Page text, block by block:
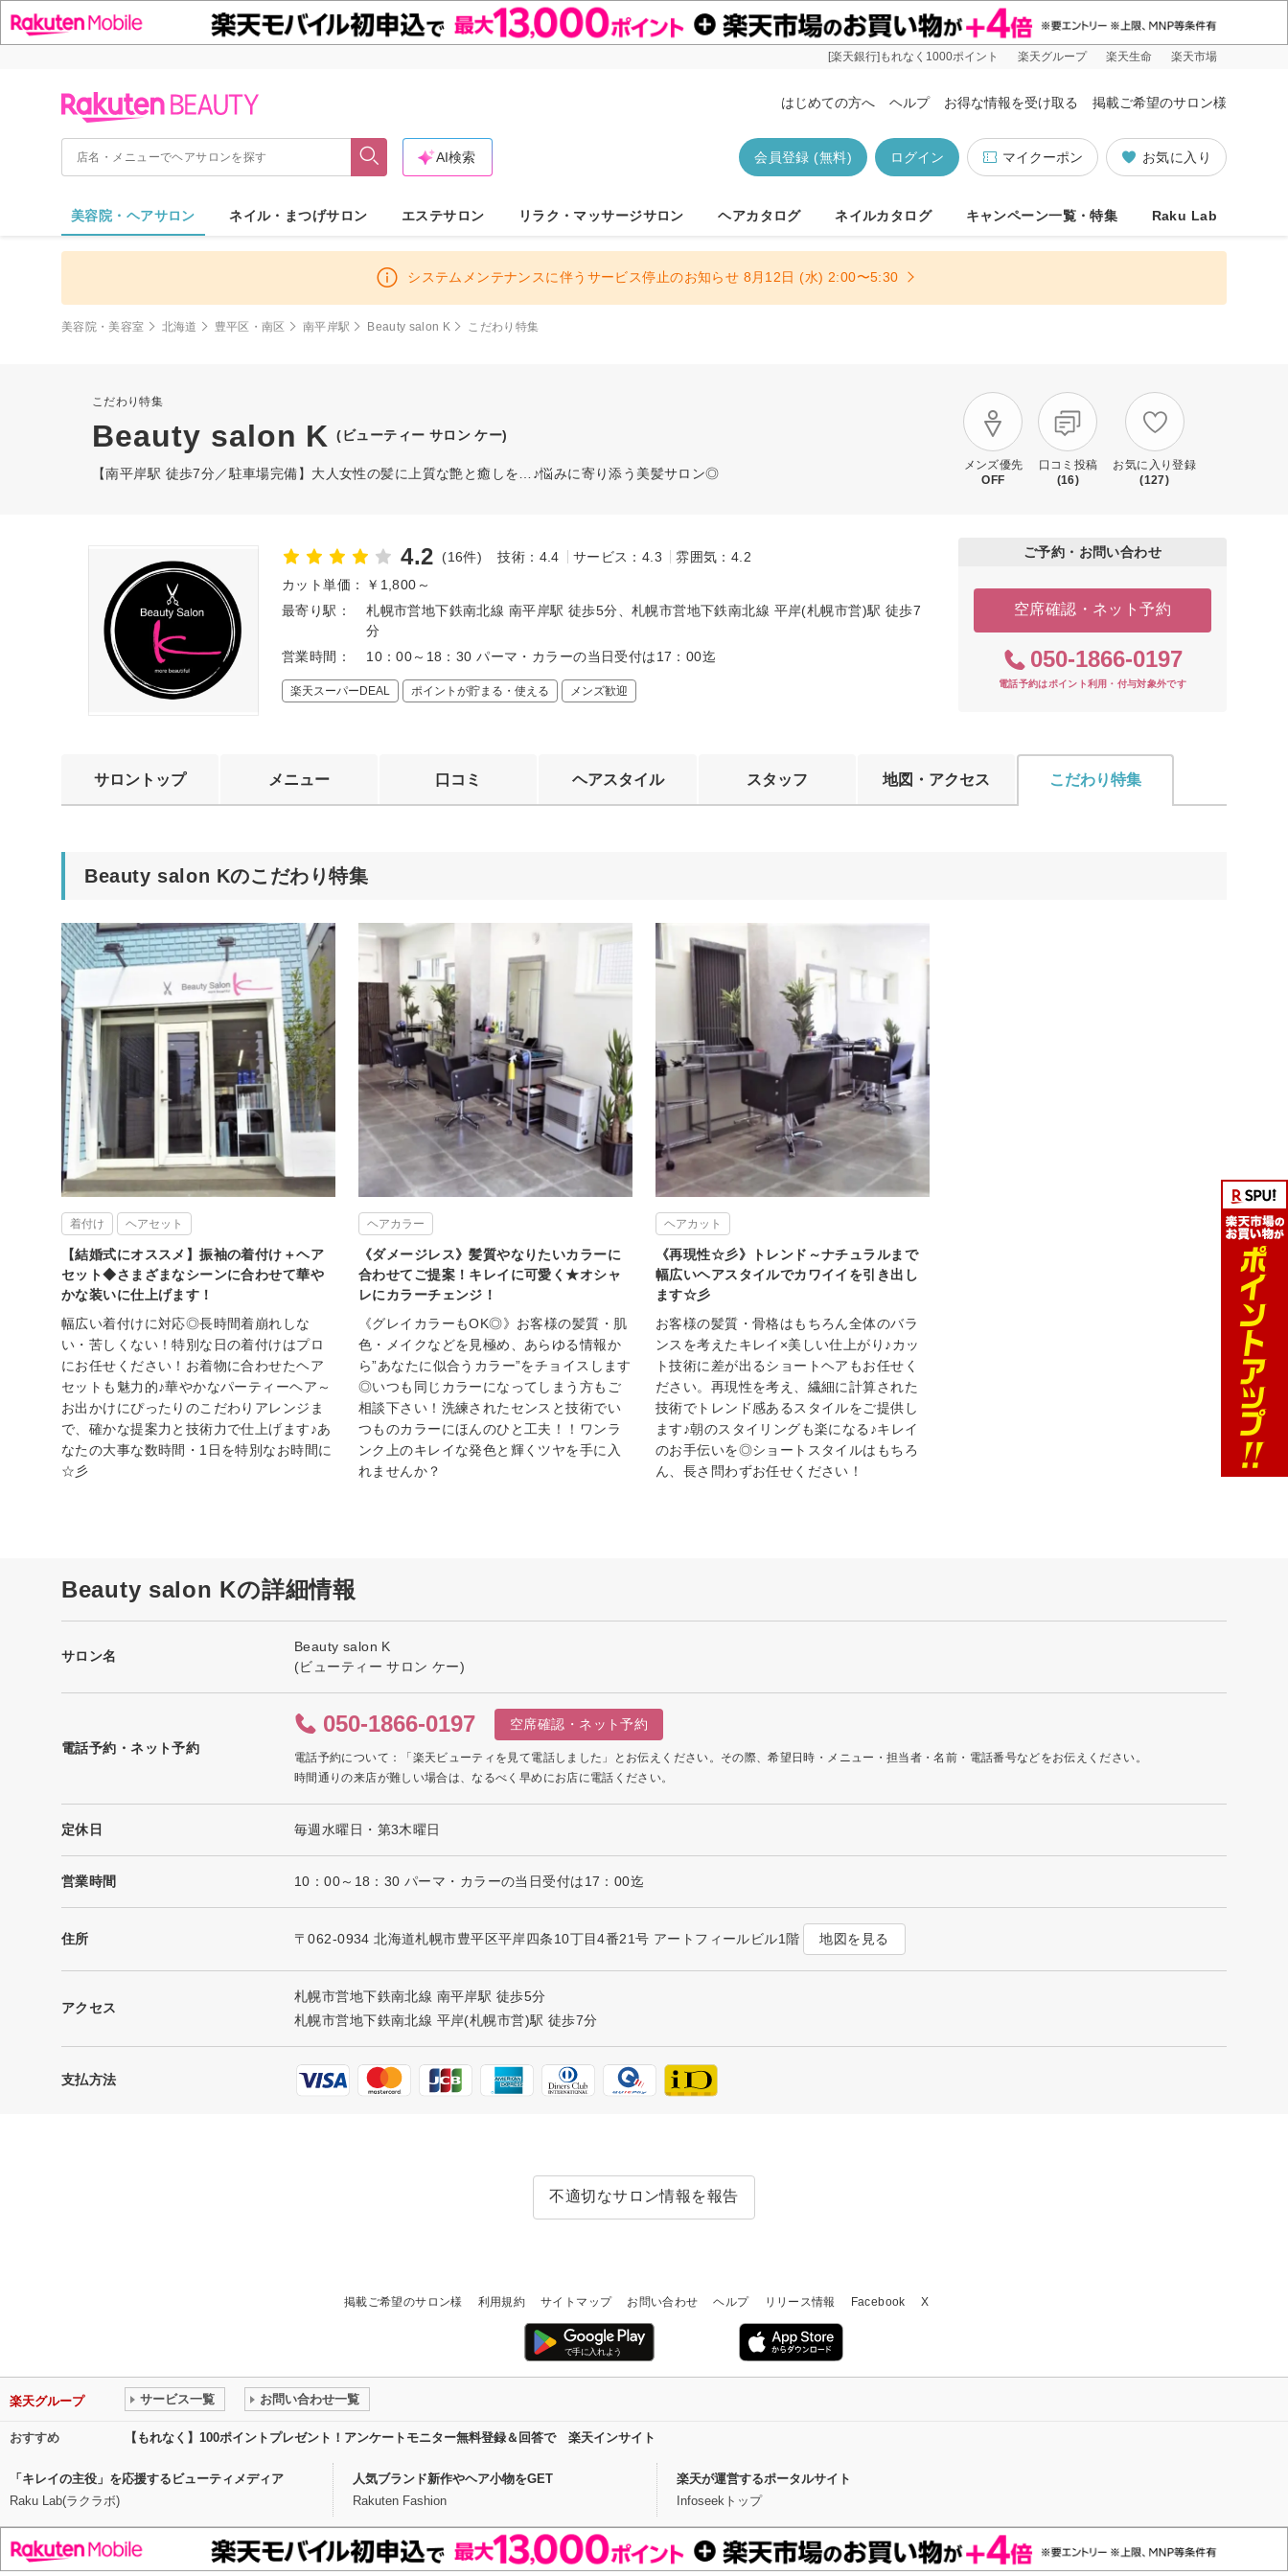
[楽天銀行]もれなく1000ポイント 楽天グループ 楽天生命 楽天市場
はじめての方へ ヘルプ お得な情報を受け取る 掲載ご希望のサロン様
お気に入り
マイクーポン
ログイン
会員登録 (無料)
AI検索
美容院・ヘアサロン ネイル・まつげサロン エステサロン リラク・マッサージサロン ヘアカタログ ネイルカタログ キャンペーン一覧・特集 Raku Lab
システムメンテナンスに伴うサービス停止のお知らせ 8月12日 (水) 2:00〜5:30
美容院・美容室 北海道 豊平区・南区 南平岸駅 Beauty salon K こだわり特集
こだわり特集
Beauty salon K (ビューティー サロン ケー)
【南平岸駅 徒歩7分／駐車場完備】大人女性の髪に上質な艶と癒しを…♪悩みに寄り添う美髪サロン◎
メンズ優先
OFF
口コミ投稿
(16)
お気に入り登録
(127)
4.2 (16件) 技術：4.4 サービス：4.3
雰囲気：4.2
カット単価：
￥1,800～
最寄り駅：
札幌市営地下鉄南北線 南平岸駅 徒歩5分、札幌市営地下鉄南北線 平岸(札幌市営)駅 徒歩7
分
営業時間：
10：00～18：30 パーマ・カラーの当日受付は17：00迄
楽天スーパーDEAL ポイントが貯まる・使える メンズ歓迎
ご予約・お問い合わせ
空席確認・ネット予約
050-1866-0197
電話予約はポイント利用・付与対象外です
サロントップ メニュー 口コミ ヘアスタイル スタッフ 地図・アクセス こだわり特集
Beauty salon Kのこだわり特集
着付け ヘアセット
【結婚式にオススメ】振袖の着付け＋ヘア
セット◆さまざまなシーンに合わせて華や
かな装いに仕上げます！
幅広い着付けに対応◎長時間着崩れしな
い・苦しくない！特別な日の着付けはプロ
にお任せください！お着物に合わせたヘア
セットも魅力的♪華やかなパーティーヘア～
お出かけにぴったりのこだわりアレンジま
で、確かな提案力と技術力で仕上げます♪あ
なたの大事な数時間・1日を特別なお時間に
☆彡
ヘアカラー
《ダメージレス》髪質やなりたいカラーに
合わせてご提案！キレイに可愛く★オシャ
レにカラーチェンジ！
《グレイカラーもOK◎》お客様の髪質・肌
色・メイクなどを見極め、あらゆる情報か
ら”あなたに似合うカラー”をチョイスします
◎いつも同じカラーになってしまう方もご
相談下さい！洗練されたセンスと技術でい
つものカラーにほんのひと工夫！！ワンラ
ンク上のキレイな発色と輝くツヤを手に入
れませんか？
ヘアカット
《再現性☆彡》トレンド～ナチュラルまで
幅広いヘアスタイルでカワイイを引き出し
ます☆彡
お客様の髪質・骨格はもちろん全体のバラ
ンスを考えたキレイ×美しい仕上がり♪カッ
ト技術に差が出るショートヘアもお任せく
ださい。再現性を考え、繊細に計算された
技術でトレンド感あるスタイルをご提供し
ます♪朝のスタイリングも楽になる♪キレイ
のお手伝いを◎ショートスタイルはもちろ
ん、長さ問わずお任せください！
Beauty salon Kの詳細情報
サロン名
Beauty salon K
(ビューティー サロン ケー)
電話予約・ネット予約
050-1866-0197 空席確認・ネット予約
電話予約について：「楽天ビューティを見て電話しました」とお伝えください。その際、希望日時・メニュー・担当者・名前・電話番号などをお伝えください。
時間通りの来店が難しい場合は、なるべく早めにお店に電話ください。
定休日 毎週水曜日・第3木曜日
営業時間 10：00～18：30 パーマ・カラーの当日受付は17：00迄
住所 〒062-0934 北海道札幌市豊平区平岸四条10丁目4番21号 アートフィールビル1階 地図を見る
アクセス
札幌市営地下鉄南北線 南平岸駅 徒歩5分
札幌市営地下鉄南北線 平岸(札幌市営)駅 徒歩7分
支払方法
不適切なサロン情報を報告
掲載ご希望のサロン様 利用規約 サイトマップ お問い合わせ ヘルプ リリース情報 Facebook X
楽天グループ サービス一覧 お問い合わせ一覧
おすすめ 【もれなく】100ポイントプレゼント！アンケートモニター無料登録＆回答で 楽天インサイト
「キレイの主役」を応援するビューティメディア
Raku Lab(ラクラボ)
人気ブランド新作やヘア小物をGET
Rakuten Fashion
楽天が運営するポータルサイト
Infoseekトップ